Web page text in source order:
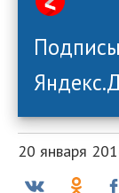
20 января